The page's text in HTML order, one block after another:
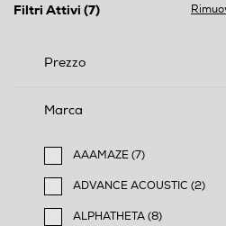
Filtri Attivi (7)
Prezzo
Marca
AAAMAZE (7)
Filtra per Marca: AAAMAZE
ADVANCE ACOUSTIC (2)
Filtra per Marca: ADVANCE
ALPHATHETA (8)